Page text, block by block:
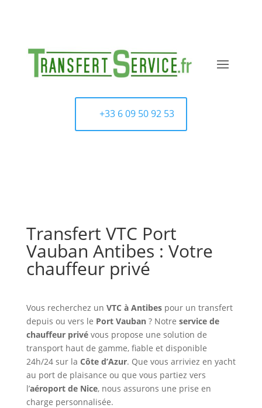
+33 6 09 50 92 53
Transfert VTC Port
Vauban Antibes : Votre
chauffeur privé
Vous recherchez un VTC à Antibespour un transfert
depuis ou vers le Port Vauban? Notre service de
chauffeur privévous propose une solution de
transport haut de gamme, fiable et disponible
24h/24 sur la Côte d’Azur. Que vous arriviez en yacht
au port de plaisance ou que vous partiez vers
l’aéroport de Nice, nous assurons une prise en
charge personnalisée.